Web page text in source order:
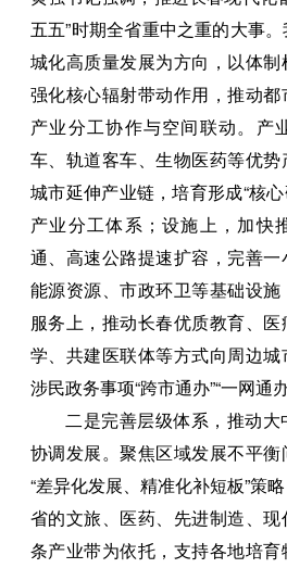
五五”时期全省重中之重的大事
城化高质量发展为方向，以体制
强化核心辐射带动作用，推动
产业分工协作与空间联动。产
车、轨道客车、生物医药等优势
城市延伸产业链，培育形成“核
产业分工体系；设施上，加快
通、高速公路提速扩容，完善
能源资源、市政环卫等基础设施
服务上，推动长春优质教育、
学、共建医联体等方式向周边
涉民政务事项“跨市通办”“一网通办
二是完善层级体系，推动
协调发展。聚焦区域发展不平
“差异化发展、精准化补短板”策
省的文旅、医药、先进制造、
条产业带为依托，支持各地培